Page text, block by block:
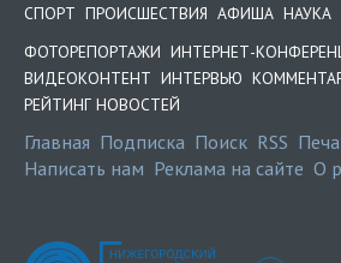
СПОРТ ПРОИСШЕСТВИЯ АФИША НАУКА
ФОТОРЕПОРТАЖИ ИНТЕРНЕТ-
ВИДЕОКОНТЕНТ ИНТЕРВЬЮ
РЕЙТИНГ НОВОСТЕЙ
Главная Подписка Поиск RSS
Написать нам Реклама на сайте О